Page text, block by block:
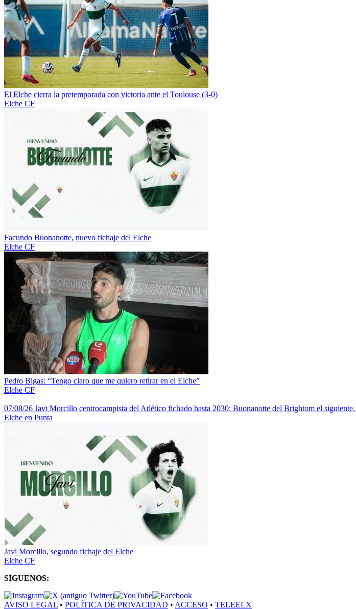
El Elche cierra la pretemporada con victoria ante el Toulouse (3-0)
Elche CF
Facundo Buonanotte, nuevo fichaje del Elche
Elche CF
Pedro Bigas: “Tengo claro que me quiero retirar en el Elche”
Elche CF
07/08/26 Javi Morcillo centrocampista del Atlético fichado hasta 2030; Buonanotte del Brightom el siguiente.
Elche en Punta
Javi Morcillo, segundo fichaje del Elche
Elche CF
SÍGUENOS:
AVISO LEGAL • POLÍTICA DE PRIVACIDAD • ACCESO • TELEELX